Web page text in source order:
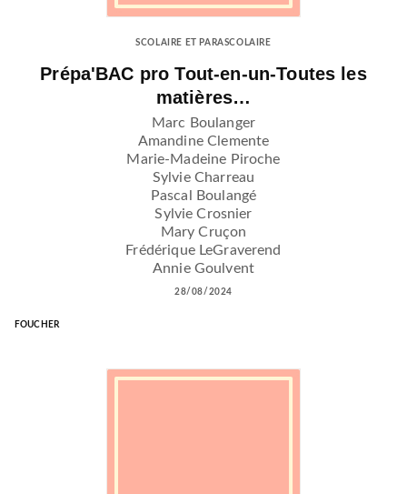
SCOLAIRE ET PARASCOLAIRE
Prépa'BAC pro Tout-en-un-Toutes les
matières…
Marc Boulanger
Amandine Clemente
Marie-Madeine Piroche
Sylvie Charreau
Pascal Boulangé
Sylvie Crosnier
Mary Cruçon
Frédérique LeGraverend
Annie Goulvent
28/08/2024
FOUCHER